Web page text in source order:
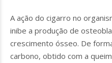
A ação do cigarro no
inibe a produção de
crescimento ósseo. De
carbono, obtido com a